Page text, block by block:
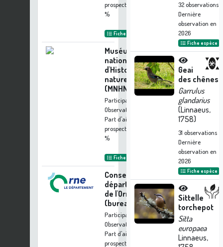
prospection :
%
Fiche organisme
Muséum
national
d'Histoire
naturelle
(MNHN)
Participation à 517
Observations
Part d'aide à la
prospection :
%
Fiche organisme
Conseil
départemental
de l'Orne
(bureau ENS)
Participation à 255
Observations
Part d'aide à la
prospection :
32observations
Dernière
observation en
2026
Fiche espèce
Geai
des chênes
Garrulus
glandarius
(Linnaeus,
1758)
31 observations
Dernière
observation en
2026
Fiche espèce
Sittelle
torchepot
Sitta
europaea
Linnaeus,